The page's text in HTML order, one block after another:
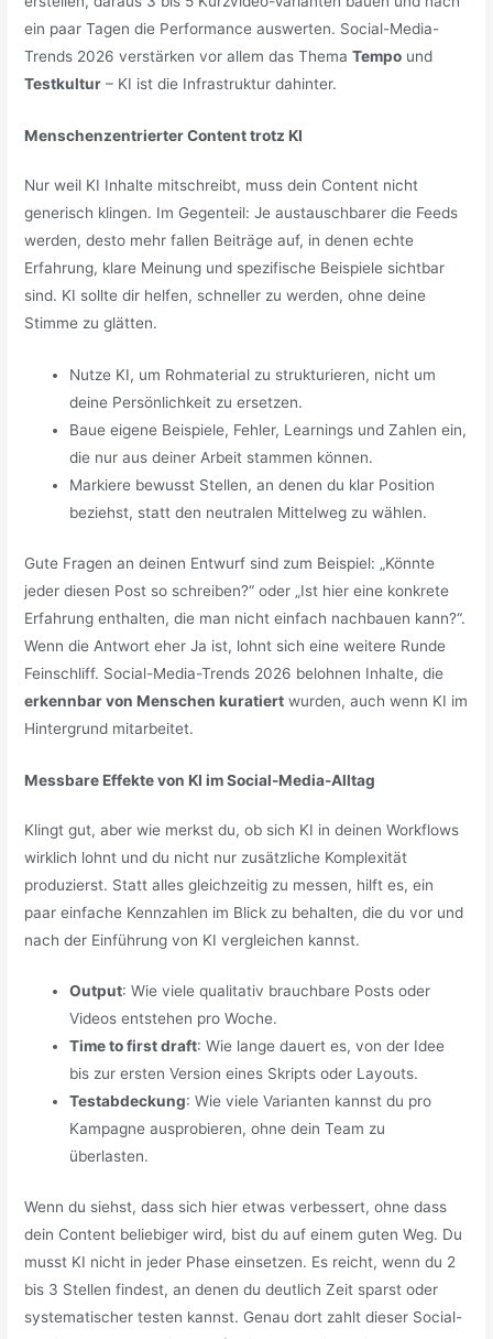
ein paar Tagen die Performance auswerten. Social-Media-
Trends 2026 verstärken vor allem das ThemaTempo und
Testkultur – KI ist die Infrastruktur dahinter.
Menschenzentrierter Content trotz KI
Nur weil KI Inhalte mitschreibt, muss dein Content nicht
generisch klingen. Im Gegenteil: Je austauschbarer die Feeds
werden, desto mehr fallen Beiträge auf, in denen echte
Erfahrung, klare Meinung und spezifische Beispiele sichtbar
sind. KI sollte dir helfen, schneller zu werden, ohne deine
Stimme zu glätten.
Nutze KI, um Rohmaterial zu strukturieren, nicht um
deine Persönlichkeit zu ersetzen.
Baue eigene Beispiele, Fehler, Learnings und Zahlen ein,
die nur aus deiner Arbeit stammen können.
Markiere bewusst Stellen, an denen du klar Position
beziehst, statt den neutralen Mittelweg zu wählen.
Gute Fragen an deinen Entwurf sind zum Beispiel: „Könnte
jeder diesen Post so schreiben?“ oder „Ist hier eine konkrete
Erfahrung enthalten, die man nicht einfach nachbauen kann?“.
Wenn die Antwort eher Ja ist, lohnt sich eine weitere Runde
Feinschliff. Social-Media-Trends 2026 belohnen Inhalte, die
erkennbar von Menschen kuratiert wurden, auch wenn KI im
Hintergrund mitarbeitet.
Messbare Effekte von KI im Social-Media-Alltag
Klingt gut, aber wie merkst du, ob sich KI in deinen Workflows
wirklich lohnt und du nicht nur zusätzliche Komplexität
produzierst. Statt alles gleichzeitig zu messen, hilft es, ein
paar einfache Kennzahlen im Blick zu behalten, die du vor und
nach der Einführung von KI vergleichen kannst.
Output: Wie viele qualitativ brauchbare Posts oder
Videos entstehen pro Woche.
Time to first draft: Wie lange dauert es, von der Idee
bis zur ersten Version eines Skripts oder Layouts.
Testabdeckung: Wie viele Varianten kannst du pro
Kampagne ausprobieren, ohne dein Team zu
überlasten.
Wenn du siehst, dass sich hier etwas verbessert, ohne dass
dein Content beliebiger wird, bist du auf einem guten Weg. Du
musst KI nicht in jeder Phase einsetzen. Es reicht, wenn du 2
bis 3 Stellen findest, an denen du deutlich Zeit sparst oder
systematischer testen kannst. Genau dort zahlt dieser Social-